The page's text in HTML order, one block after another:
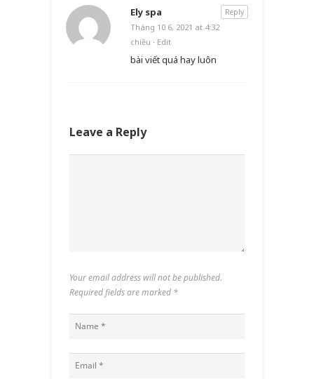
Ely spa
Tháng 10 6, 2021 at 4:32
chiều · Edit
bài viết quá hay luôn
Reply
Leave a Reply
Your email address will not be published.
Required fields are marked *